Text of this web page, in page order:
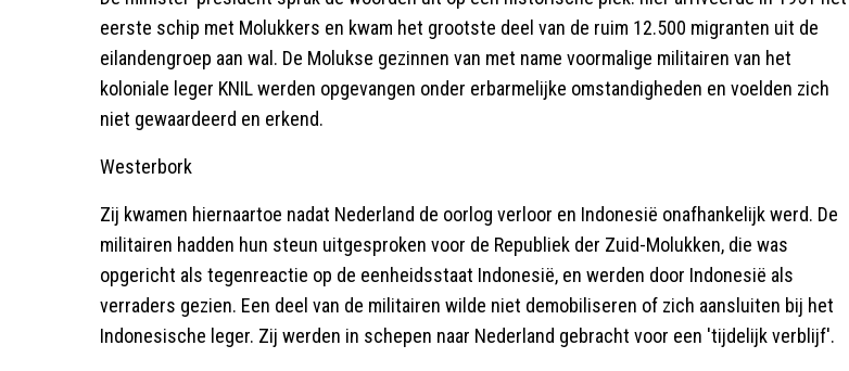
eerste schip met Molukkers en kwam het grootste deel van de ruim 12.500 migranten uit de
eilandengroep aan wal. De Molukse gezinnen van met name voormalige militairen van het
koloniale leger KNIL werden opgevangen onder erbarmelijke omstandigheden en voelden zich
niet gewaardeerd en erkend.
Westerbork
Zij kwamen hiernaartoe nadat Nederland de oorlog verloor en Indonesië onafhankelijk werd. De
militairen hadden hun steun uitgesproken voor de Republiek der Zuid-Molukken, die was
opgericht als tegenreactie op de eenheidsstaat Indonesië, en werden door Indonesië als
verraders gezien. Een deel van de militairen wilde niet demobiliseren of zich aansluiten bij het
Indonesische leger. Zij werden in schepen naar Nederland gebracht voor een 'tijdelijk verblijf'.